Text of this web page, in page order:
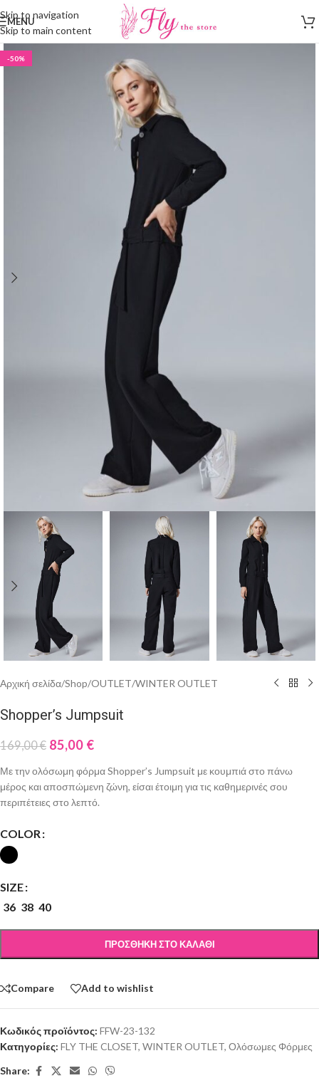
Skip to navigation
Skip to main content
MENU
-50%
Αρχική σελίδα/Shop/OUTLET/WINTER OUTLET
Shopper’s Jumpsuit
169,00€ 85,00 €
Με την ολόσωμη φόρμα Shopper’s Jumpsuit με κουμπιά στο πάνω
μέρος και αποσπώμενη ζώνη, είσαι έτοιμη για τις καθημερινές σου
περιπέτειες στο λεπτό.
COLOR
SIZE
36 38 40
ΠΡΟΣΘΉΚΗ ΣΤΟ ΚΑΛΆΘΙ
Compare Add to wishlist
Κωδικός προϊόντος: FFW-23-132
Κατηγορίες: FLY THE CLOSET, WINTER OUTLET, Ολόσωμες Φόρμες
Share: